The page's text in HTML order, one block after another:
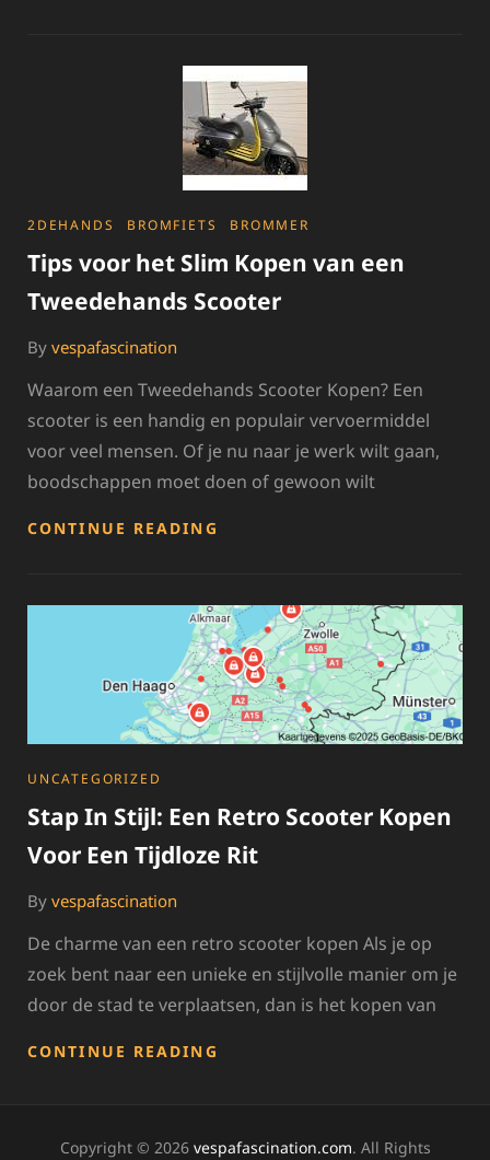
VAN
DE
RENAULT
SLOPERIJ
IN
CATEGORIES
2DEHANDS BROMFIETS BROMMER
Tips voor het Slim Kopen van een
Tweedehands Scooter
By vespafascination
Waarom een Tweedehands Scooter Kopen? Een
scooter is een handig en populair vervoermiddel
voor veel mensen. Of je nu naar je werk wilt gaan,
boodschappen moet doen of gewoon wilt
CONTINUE READING
KOPEN
VAN
EEN
TWEEDEHANDS
SCOOTER
CATEGORIES
UNCATEGORIZED
Stap In Stijl: Een Retro Scooter Kopen
Voor Een Tijdloze Rit
By vespafascination
De charme van een retro scooter kopen Als je op
zoek bent naar een unieke en stijlvolle manier om je
door de stad te verplaatsen, dan is het kopen van
CONTINUE READING
RETRO
Copyright © 2026 vespafascination.com. All Rights